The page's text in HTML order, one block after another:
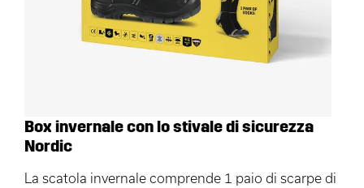
Box invernale con lo stivale di sicurezza
Nordic
La scatola invernale comprende 1 paio di scarpe di